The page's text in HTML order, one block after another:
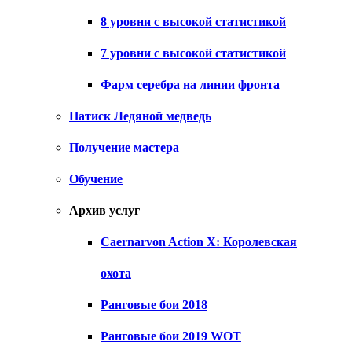
8 уровни с высокой статистикой
7 уровни с высокой статистикой
Фарм серебра на линии фронта
Натиск Ледяной медведь
Получение мастера
Обучение
Архив услуг
Caernarvon Action X: Королевская
охота
Ранговые бои 2018
Ранговые бои 2019 WOT